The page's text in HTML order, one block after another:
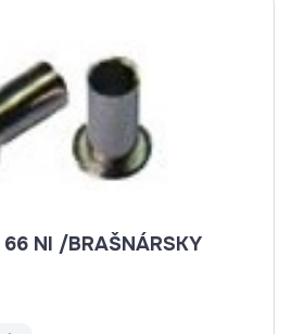
NIT DUTÝ 3,0X9 66 NI /BRAŠNÁRSKY